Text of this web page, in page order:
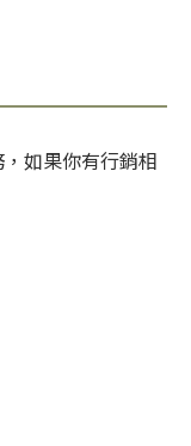
如果你有行銷相